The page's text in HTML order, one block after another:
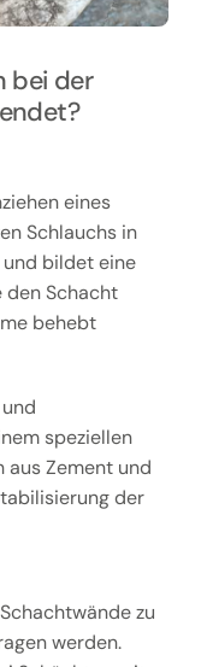
bei der
eines
Schlauchs in
und bildet eine
den Schacht
behebt
speziellen
aus Zement und
der
zu
werden.